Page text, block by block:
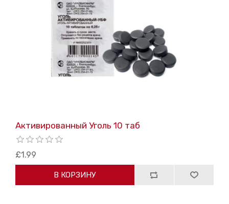
Активированный Уголь 10 таб
£1.99
В КОРЗИНУ